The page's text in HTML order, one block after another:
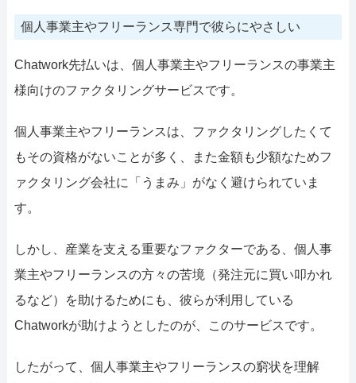
個人事業主やフリーランス専門で彼らにやさしい
Chatwork先払いは、個人事業主やフリーランスの事業主
様向けのファクタリングサービスです。
個人事業主やフリーランスは、ファクタリングしたくて
もその資格がないことが多く、また金額も少額なためフ
ァクタリング会社に「うまみ」がなく避けられていま
す。
しかし、産業を支える重要なファクターである、個人事
業主やフリーランスの方々の苦境（発注元に買い叩かれ
るなど）を助けるためにも、彼らが利用している
Chatworkが助けようとしたのが、このサービスです。
したがって、個人事業主やフリーランスの窮状を理解